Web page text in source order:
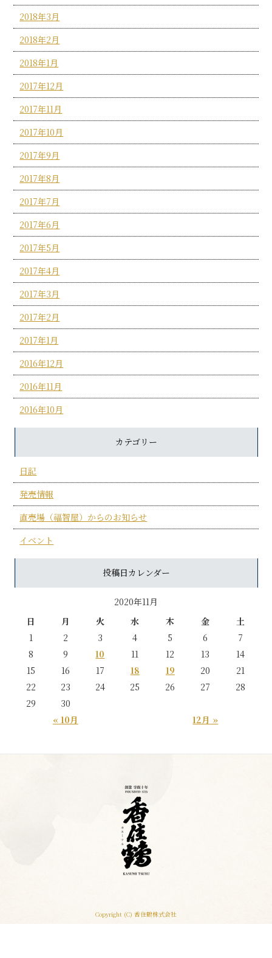
2018年3月
2018年2月
2018年1月
2017年12月
2017年11月
2017年10月
2017年9月
2017年8月
2017年7月
2017年6月
2017年5月
2017年4月
2017年3月
2017年2月
2017年1月
2016年12月
2016年11月
2016年10月
カテゴリー
日記
発売情報
直売場（福智屋）からのお知らせ
イベント
投稿日カレンダー
2020年11月
日
月 火 水 木 金 土
« 10月 12月 »
1 2 3 4 5 6
7
8
9 10 11 12 13
14
15
16 17 18 19 20
21
22
23 24 25 26 27
28
29
30
Copyright (C) 香住鶴株式会社